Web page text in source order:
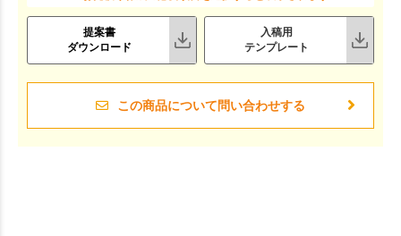
提案書
ダウンロード
入稿用
テンプレート
この商品について問い合わせする